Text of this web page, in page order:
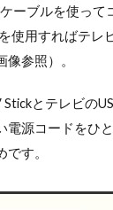
ーブルを使って
使用すればテレ
参照）。
とテレビの
電源コードをひ
す。